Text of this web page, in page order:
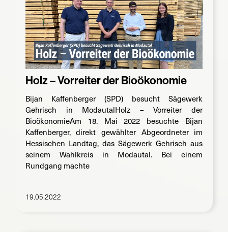
Holz – Vorreiter der Bioökonomie
Bijan Kaffenberger (SPD) besucht Sägewerk
Gehrisch in ModautalHolz – Vorreiter der
BioökonomieAm 18. Mai 2022 besuchte Bijan
Kaffenberger, direkt gewählter Abgeordneter im
Hessischen Landtag, das Sägewerk Gehrisch aus
seinem Wahlkreis in Modautal. Bei einem
Rundgang machte
19.05.2022